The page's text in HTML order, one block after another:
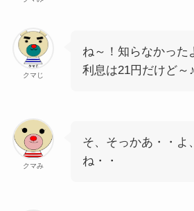
クマじ
ね～！知らなかった
利息は21円だけど～♪
クマみ
そ、そっかあ・・よ
ね・・